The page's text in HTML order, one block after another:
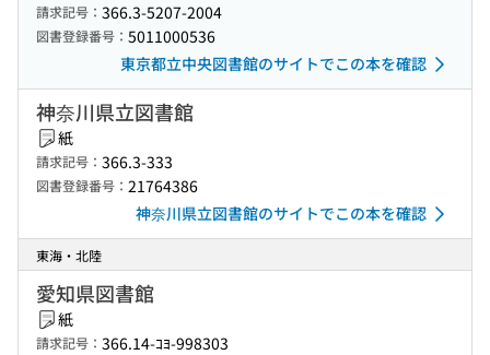
請求記号： 366.3-5207-2004
図書登録番号： 5011000536
東京都立中央図書館のサイトでこの本を確認
神奈川県立図書館
紙
請求記号： 366.3-333
図書登録番号： 21764386
神奈川県立図書館のサイトでこの本を確認
東海・北陸
愛知県図書館
紙
請求記号： 366.14-ｺﾖ-998303